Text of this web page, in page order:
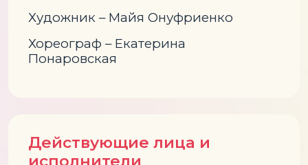
Художник – Майя Онуфриенко
Хореограф – Екатерина
Понаровская
Действующие лица и